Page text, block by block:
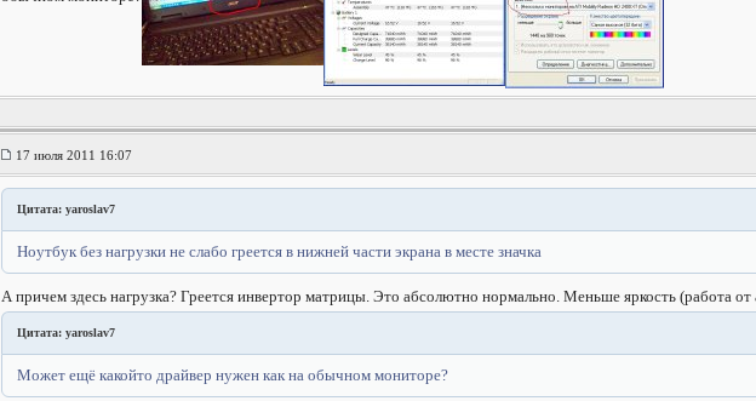
17 июля 2011 16:07
Цитата: yaroslav7
Ноутбук без нагрузки не слабо греется в нижней части экрана в месте значка
А причем здесь нагрузка? Греется инвертор матрицы. Это абсолютно нормально. Меньше яркость (работа от
Цитата: yaroslav7
Может ещё какойто драйвер нужен как на обычном мониторе?